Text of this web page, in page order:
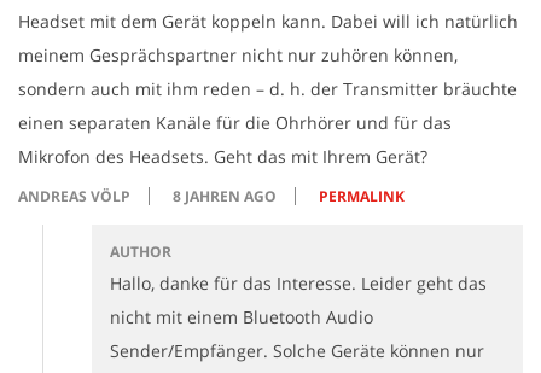
Headset mit dem Gerät koppeln kann. Dabei will ich natürlich
meinem Gesprächspartner nicht nur zuhören können,
sondern auch mit ihm reden – d. h. der Transmitter bräuchte
einen separaten Kanäle für die Ohrhörer und für das
Mikrofon des Headsets. Geht das mit Ihrem Gerät?
ANDREAS VÖLP 8 JAHREN AGO PERMALINK
AUTHOR
Hallo, danke für das Interesse. Leider geht das
nicht mit einem Bluetooth Audio
Sender/Empfänger. Solche Geräte können nur